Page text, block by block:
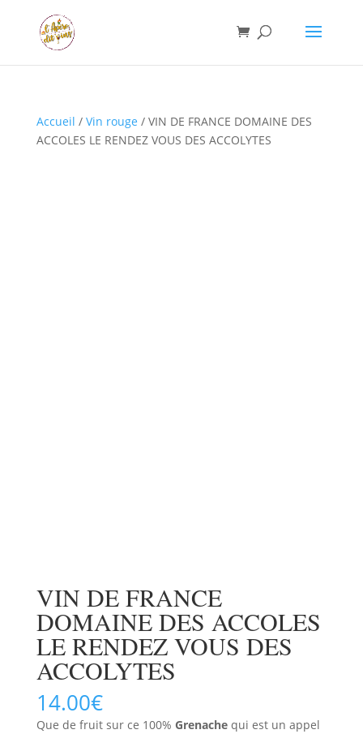
Accueil / Vin rouge / VIN DE FRANCE DOMAINE DES
ACCOLES LE RENDEZ VOUS DES ACCOLYTES
VIN DE FRANCE
DOMAINE DES ACCOLES
LE RENDEZ VOUS DES
ACCOLYTES
14.00€
Que de fruit sur ce 100% Grenachequi est un appel